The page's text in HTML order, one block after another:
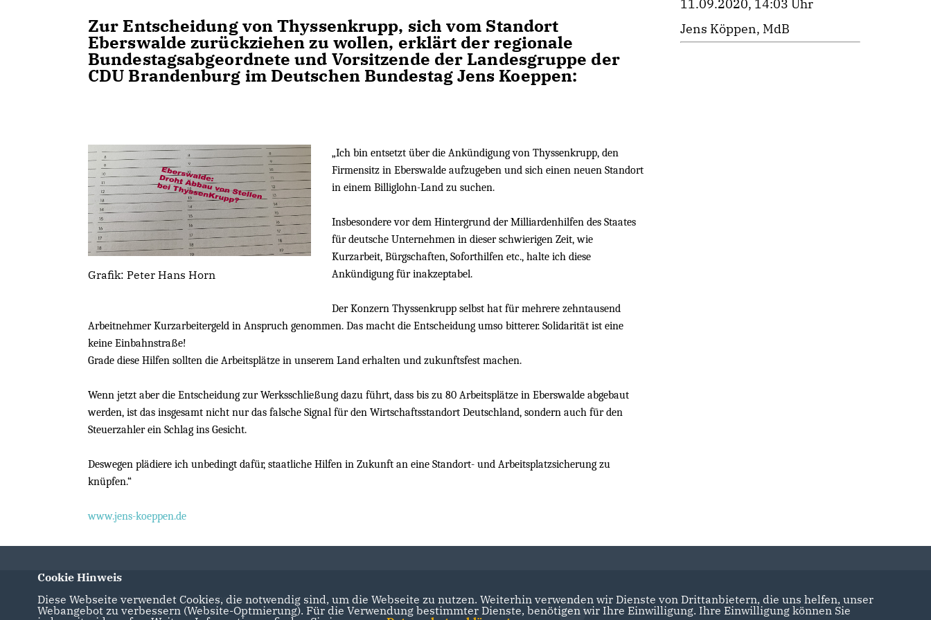
Zur Entscheidung von Thyssenkrupp, sich vom Standort
Eberswalde zurückziehen zu wollen, erklärt der regionale
Bundestagsabgeordnete und Vorsitzende der Landesgruppe der
CDU Brandenburg im Deutschen Bundestag Jens Koeppen:
Grafik: Peter Hans Horn
Ich bin entsetzt über die Ankündigung von Thyssenkrupp, den
Firmensitz in Eberswalde aufzugeben und sich einen neuen Standort
in einem Billiglohn-Land zu suchen.
Insbesondere vor dem Hintergrund der Milliardenhilfen des Staates
für deutsche Unternehmen in dieser schwierigen Zeit, wie
Kurzarbeit, Bürgschaften, Soforthilfen etc., halte ich diese
Ankündigung für inakzeptabel.
Der Konzern Thyssenkrupp selbst hat für mehrere zehntausend
Arbeitnehmer Kurzarbeitergeld in Anspruch genommen. Das macht die Entscheidung umso bitterer. Solidarität ist eine
keine Einbahnstraße!
Grade diese Hilfen sollten die Arbeitsplätze in unserem Land erhalten und zukunftsfest machen.
Wenn jetzt aber die Entscheidung zur Werksschließung dazu führt, dass bis zu 80 Arbeitsplätze in Eberswalde abgebaut
werden, ist das insgesamt nicht nur das falsche Signal für den Wirtschaftsstandort Deutschland, sondern auch für den
Steuerzahler ein Schlag ins Gesicht.
Deswegen plädiere ich unbedingt dafür, staatliche Hilfen in Zukunft an eine Standort- und Arbeitsplatzsicherung zu
knüpfen.“
www.jens-koeppen.de
11.09.2020, 14:03 Uhr
Jens Köppen, MdB
Internetauftritt des CDU Kreisverbandes
Barnim
CDU Brandenburg
Cookie Hinweis
Diese Webseite verwendet Cookies, die notwendig sind, um die Webseite zu nutzen. Weiterhin verwenden wir Dienste von Drittanbietern, die uns helfen, unser
Webangebot zu verbessern (Website-Optmierung). Für die Verwendung bestimmter Dienste, benötigen wir Ihre Einwilligung. Ihre Einwilligung können Sie